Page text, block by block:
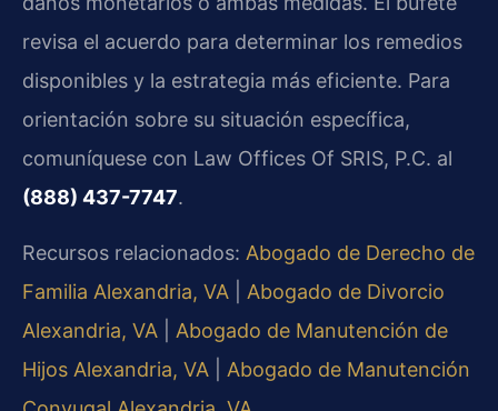
revisa el acuerdo para determinar los remedios
disponibles y la estrategia más eficiente. Para
orientación sobre su situación específica,
comuníquese con Law Offices Of SRIS, P.C. al
(888) 437-7747.
Recursos relacionados: Abogado de Derecho de
Familia Alexandria, VA
Abogado de Divorcio
Alexandria, VA
Abogado de Manutención de
Hijos Alexandria, VA
Abogado de Manutención